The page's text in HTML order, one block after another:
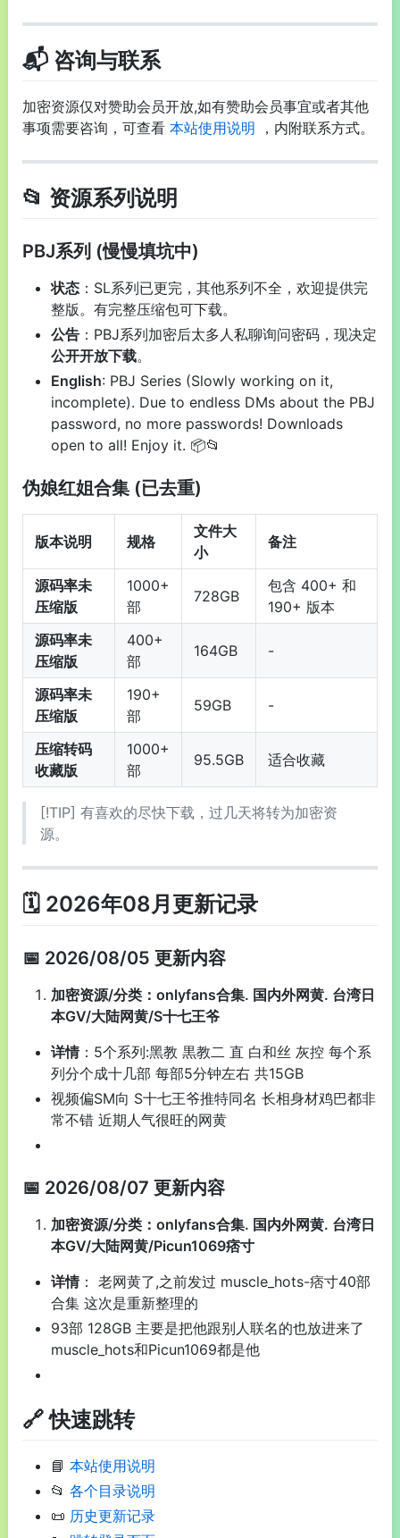
📬 咨询与联系
加密资源仅对赞助会员开放,如有赞助会员事宜或者其他
事项需要咨询，可查看 本站使用说明 ，内附联系方式。
📂 资源系列说明
PBJ系列 (慢慢填坑中)
状态：SL系列已更完，其他系列不全，欢迎提供完
整版。有完整压缩包可下载。
公告：PBJ系列加密后太多人私聊询问密码，现决定
公开开放下载。
English: PBJ Series (Slowly working on it,
incomplete). Due to endless DMs about the PBJ
password, no more passwords! Downloads
open to all! Enjoy it. 📦📂
伪娘红姐合集 (已去重)
版本说明 规格
文件大
小
备注
源码率未
压缩版
1000+
部
728GB
包含 400+ 和
190+ 版本
源码率未
压缩版
400+
部
164GB -
源码率未
压缩版
190+
部
59GB -
压缩转码
收藏版
1000+
部
95.5GB 适合收藏
[!TIP] 有喜欢的尽快下载，过几天将转为加密资
源。
🗓️ 2026年08月更新记录
📅 2026/08/05 更新内容
加密资源/分类：onlyfans合集. 国内外网黄. 台湾日
本GV/大陆网黄/S十七王爷
详情：5个系列:黑教 黒教二 直 白和丝 灰控 每个系
列分个成十几部 每部5分钟左右 共15GB
视频偏SM向 S十七王爷推特同名 长相身材鸡巴都非
常不错 近期人气很旺的网黄
📅 2026/08/07 更新内容
加密资源/分类：onlyfans合集. 国内外网黄. 台湾日
本GV/大陆网黄/Picun1069痞寸
详情： 老网黄了,之前发过 muscle_hots-痞寸40部
合集 这次是重新整理的
93部 128GB 主要是把他跟别人联名的也放进来了
muscle_hots和Picun1069都是他
🔗 快速跳转
📘 本站使用说明
📂 各个目录说明
📜 历史更新记录